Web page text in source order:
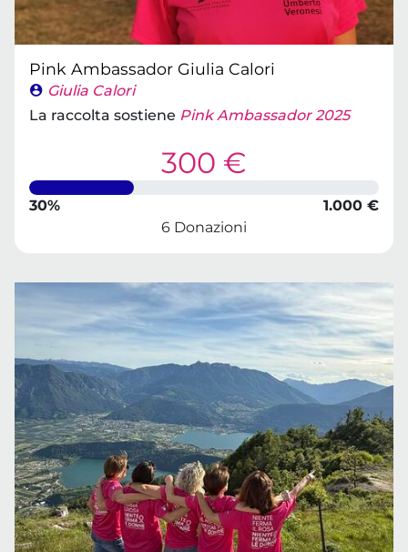
Pink Ambassador Giulia Calori
Giulia Calori
La raccolta sostiene Pink Ambassador 2025
300 €
30%
1.000 €
6 Donazioni